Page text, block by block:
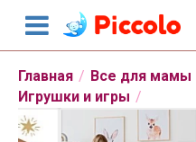
Главная / Все для
Игрушки и игры /